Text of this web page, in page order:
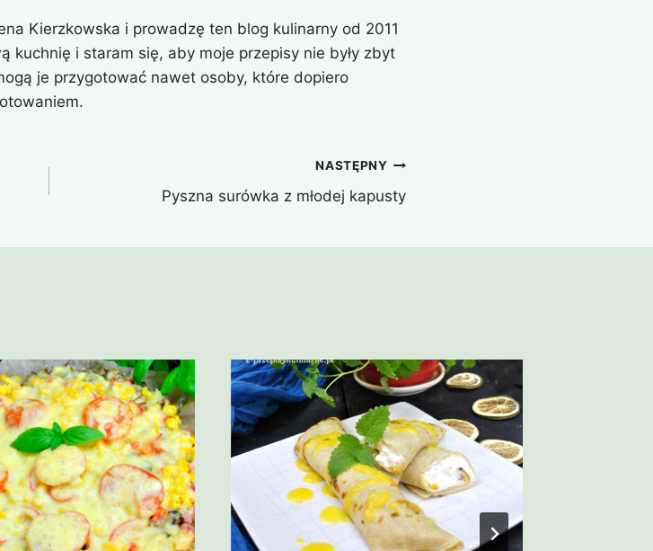
Kierzkowska i prowadzę ten blog kulinarny od 2011
kuchnię i staram się, aby moje przepisy nie były zbyt
je przygotować nawet osoby, które dopiero
NASTĘPNY
Pyszna surówka z młodej kapusty